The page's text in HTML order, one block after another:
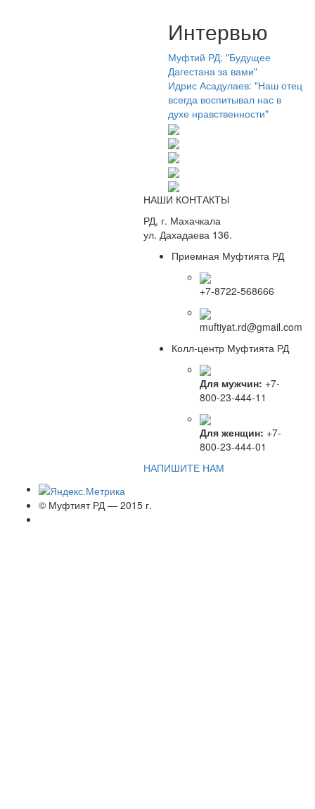
Интервью
Муфтий РД: "Будущее
Дагестана за вами"
Идрис Асадулаев: "Наш отец
всегда воспитывал нас в
духе нравственности"
НАШИ КОНТАКТЫ
РД, г. Махачкала
ул. Дахадаева 136.
Приемная Муфтията РД
+7-8722-568666
muftiyat.rd@gmail.com
Колл-центр Муфтията РД
Для мужчин: +7-
800-23-444-11
Для женщин: +7-
800-23-444-01
НАПИШИТЕ НАМ
© Муфтият РД — 2015 г.